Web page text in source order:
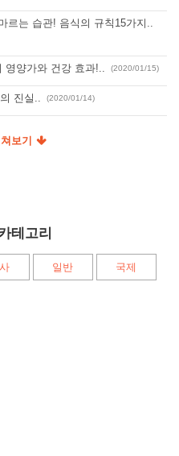
르는 습관! 음식의 규칙15가지..
영양가와 건강 효과!.. (2020/01/15)
진실.. (2020/01/14)
보기
테고리
일반 국제